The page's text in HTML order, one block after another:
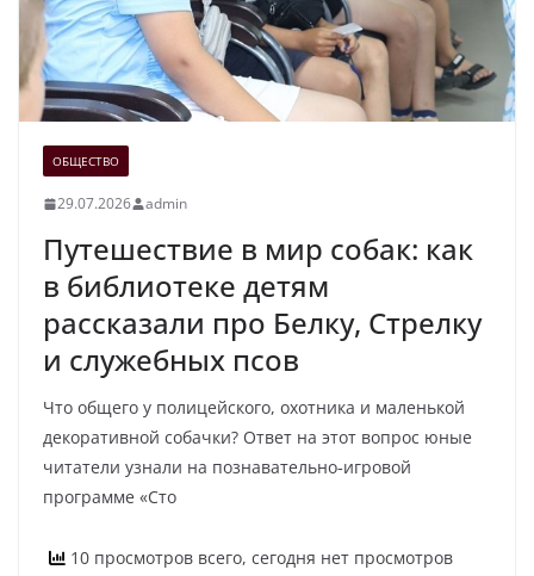
ОБЩЕСТВО
29.07.2026 admin
Путешествие в мир собак: как
в библиотеке детям
рассказали про Белку, Стрелку
и служебных псов
Что общего у полицейского, охотника и маленькой
декоративной собачки? Ответ на этот вопрос юные
читатели узнали на познавательно‑игровой
программе «Сто
10 просмотров всего, сегодня нет просмотров